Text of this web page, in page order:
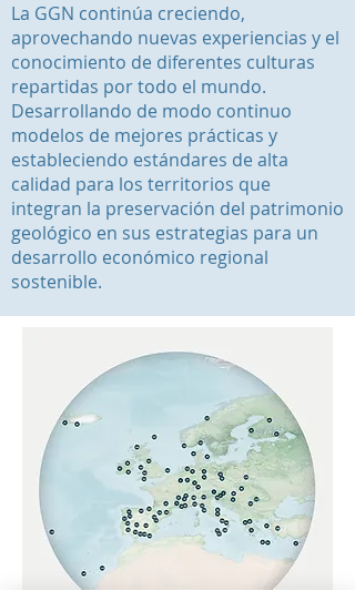
La GGN continúa creciendo,
aprovechando nuevas experiencias y el
conocimiento de diferentes culturas
repartidas por todo el mundo.
Desarrollando de modo continuo
modelos de mejores prácticas y
estableciendo estándares de alta
calidad para los territorios que
integran la preservación del patrimonio
geológico en sus estrategias para un
desarrollo económico regional
sostenible.